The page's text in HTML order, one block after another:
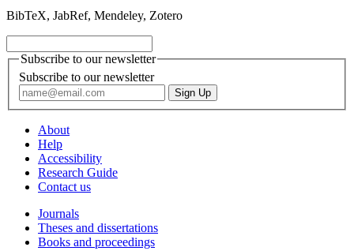
BibTeX, JabRef, Mendeley, Zotero
Subscribe to our newsletter
Subscribe to our newsletter
About
Help
Accessibility
Research Guide
Contact us
Journals
Theses and dissertations
Books and proceedings